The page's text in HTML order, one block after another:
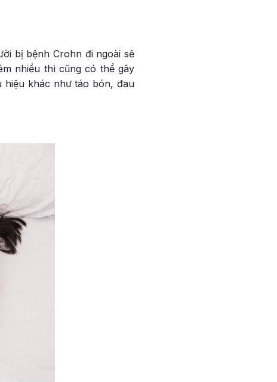
bị bệnh Crohn đi ngoài sẽ
nhiều thì cũng có thể gây
hiệu khác như táo bón, đau